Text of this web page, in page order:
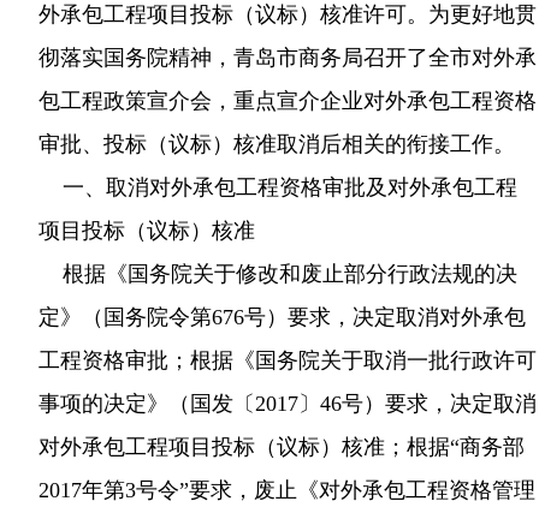
外承包工程项目投标（议标）核准许可。为更好地贯
彻落实国务院精神，青岛市商务局召开了全市对外承
包工程政策宣介会，重点宣介企业对外承包工程资格
审批、投标（议标）核准取消后相关的衔接工作。
一、取消对外承包工程资格审批及对外承包工程
项目投标（议标）核准
根据《国务院关于修改和废止部分行政法规的决
定》（国务院令第676号）要求，决定取消对外承包
工程资格审批；根据《国务院关于取消一批行政许可
事项的决定》（国发〔2017〕46号）要求，决定取消
对外承包工程项目投标（议标）核准；根据“商务部
2017年第3号令”要求，废止《对外承包工程资格管理